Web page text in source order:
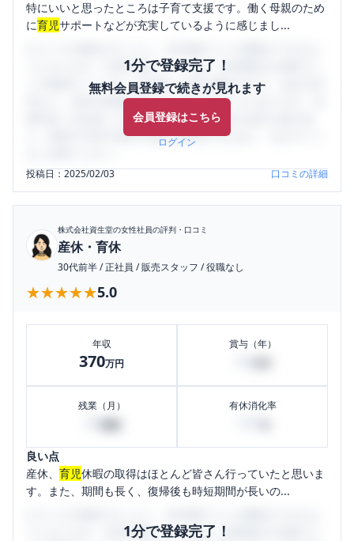
特にいいと思ったところは子育て支援です。働く母親のため
に育児サポートなどが充実しているように感じまし...
1分で登録完了！
無料会員登録で続きが見れます
会員登録はこちら
ログイン
うになります。SHEHUB(シーハブ)は、女性限定の企業口コ
ミの投稿サイトです。給与面・女性の働きやすさ・会社の評
判など、女性の転職は気にすべき点がたくさんあります。先
輩社員（元社員）の口コミを通して、本当の会社の姿を知
り、将来の不安や現在の悩みを解消するために、ぜひサイト
投稿日：2025/02/03 口コミの詳細
株式会社資生堂の女性社員の評判・口コミ
産休・育休
30代前半/正社員 /販売スタッフ /役職なし
★★★★★
★★★★★5.0
年収
370万円
賞与（年）
残業（月） 有休消化率
良い点
産休、 育児休暇の取得はほとんど皆さん行っていたと思いま
す。また、期間も長く、復帰後も時短期間が長いの...
1分で登録完了！
うになります。SHEHUB(シーハブ)は、女性限定の企業口コ